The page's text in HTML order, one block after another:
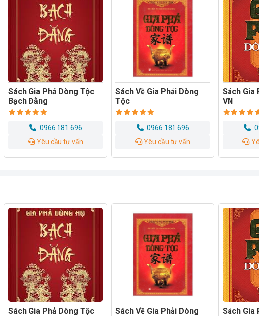
Sách Về Gia Phải Dòng
Tộc
0966 181 696
Yêu cầu tư vấn
Sách Gia Phả Dòng Tộc
VN
0966 181 696
Yêu cầu tư vấn
Sách
Làng Và
Sách Về Gia Phải Dòng
Sách Gia Phả Dòng Tộc
Sách